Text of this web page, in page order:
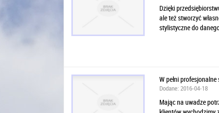
Dzięki
ale też stworzyć
stylistyczne do
W pełni
Dodane: 2016-04-18
Mając na uwadze